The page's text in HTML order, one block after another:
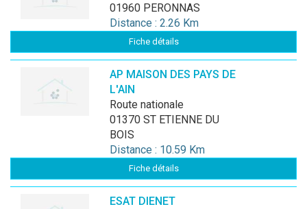
01960 PERONNAS
Distance : 2.26 Km
Fiche détails
AP MAISON DES PAYS DE
L'AIN
route nationale
01370 ST ETIENNE DU
BOIS
Distance : 10.59 Km
Fiche détails
ESAT DIENET